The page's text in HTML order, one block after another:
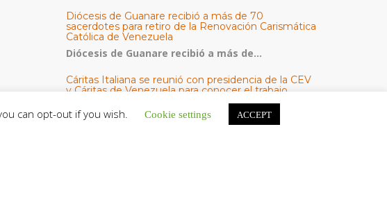
Diócesis de Guanare recibió a más de 70
sacerdotes para retiro de la Renovación Carismática
Católica de Venezuela
Diócesis de Guanare recibió a más de...
Cáritas Italiana se reunió con presidencia de la CEV
y Cáritas de Venezuela para conocer el trabajo
Una delegación encabezada por el padre Marco...
can opt-out if you wish. Cookie settings ACCEPT